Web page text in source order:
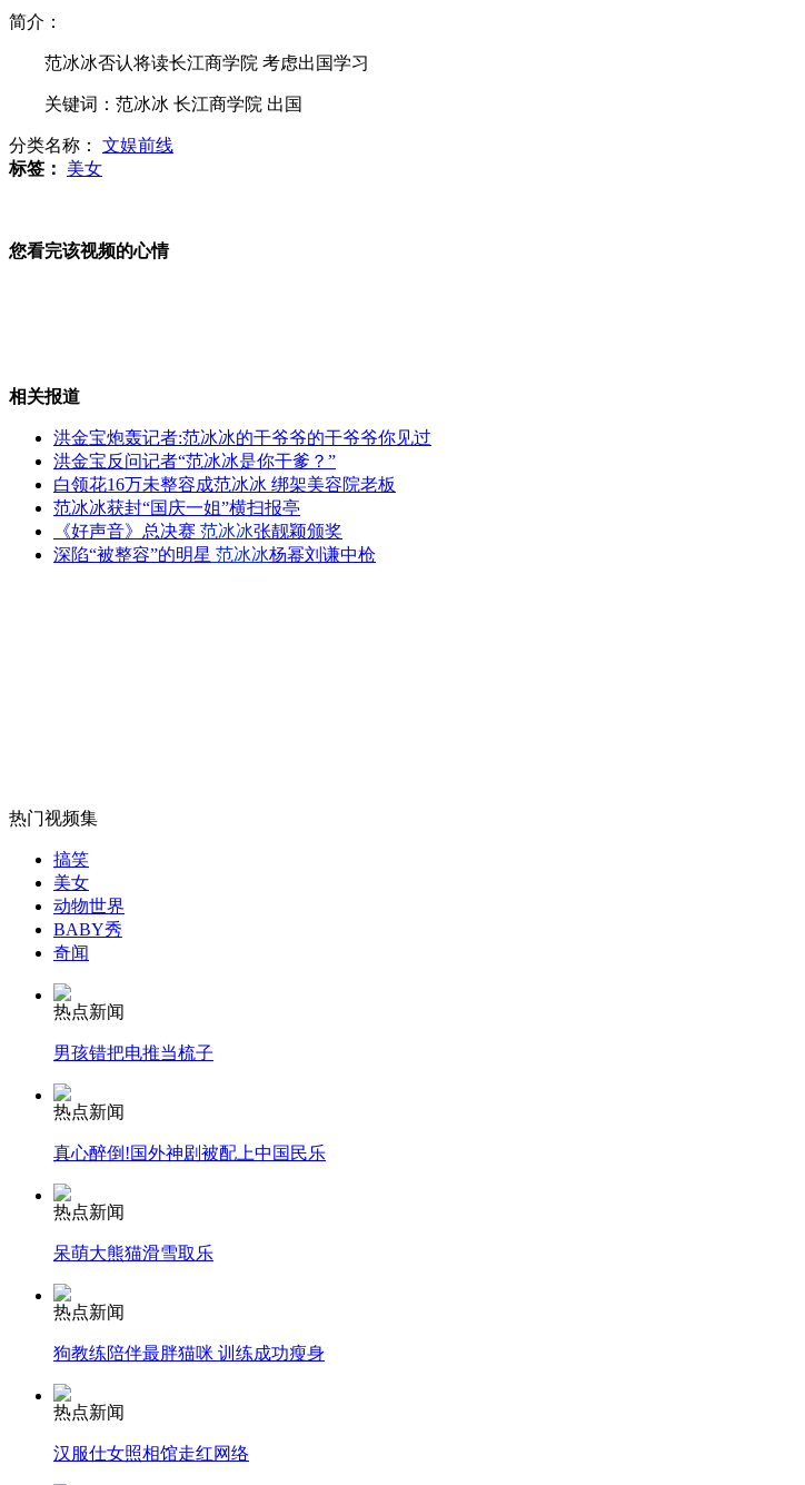
綦江发现恐龙足迹化石新遗迹
韩寒可爱女儿首度曝光
无痛分娩是否安全 医生回应
外交部：反对强权政治霸凌主义
外交部：有关国家言论片面不公正
安徽一实载49人客车翻车
走！跟着总书记去植树
消防员救轻生者
纽约上演“枕头大战”
简介：
范冰冰否认将读长江商学院 考虑出国学习
关键词：范冰冰 长江商学院 出国
分类名称： 文娱前线
标签：
美女
您看完该视频的心情
相关报道
洪金宝炮轰记者:范冰冰的干爷爷的干爷爷你见过
洪金宝反问记者“范冰冰是你干爹？”
白领花16万未整容成范冰冰 绑架美容院老板
范冰冰获封“国庆一姐”横扫报亭
《好声音》总决赛 范冰冰张靓颖颁奖
深陷“被整容”的明星 范冰冰杨幂刘谦中枪
热门视频集
搞笑
美女
动物世界
BABY秀
奇闻
热点新闻
男孩错把电推当梳子
热点新闻
真心醉倒!国外神剧被配上中国民乐
热点新闻
呆萌大熊猫滑雪取乐
热点新闻
狗教练陪伴最胖猫咪 训练成功瘦身
热点新闻
汉服仕女照相馆走红网络